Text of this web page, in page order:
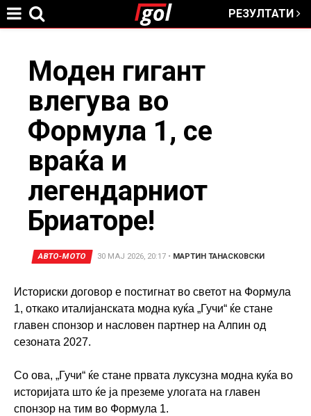
РЕЗУЛТАТИ
here
Моден гигант
влегува во
Формула 1, се
враќа и
легендарниот
Бриаторе!
АВТО-МОТО 30 МАЈ 2026, 20:17 • МАРТИН ТАНАСКОВСКИ
Историски договор е постигнат во светот на Формула
1, откако италијанската модна куќа „Гучи“ ќе стане
главен спонзор и насловен партнер на Алпин од
сезоната 2027.
Со ова, „Гучи“ ќе стане првата луксузна модна куќа во
историјата што ќе ја преземе улогата на главен
спонзор на тим во Формула 1.